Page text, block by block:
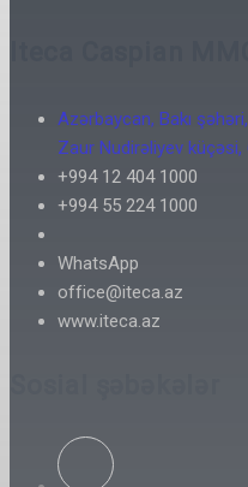
Azərbaycan, Bakı
Zaur Nudirəliyev
+994 12 404 1000
+994 55 224 1000
WhatsApp
office@iteca.az
www.iteca.az